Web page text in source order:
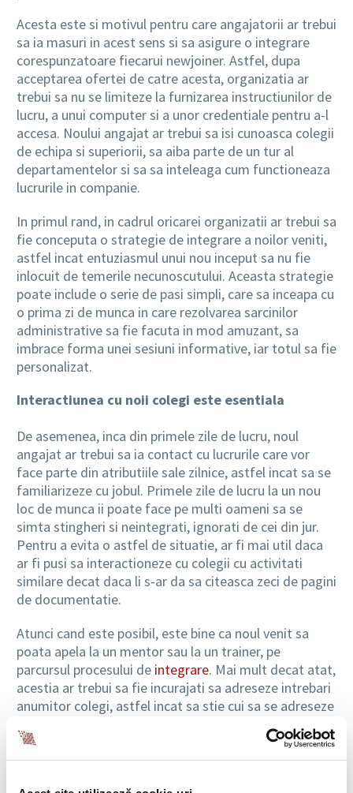
Acesta este si motivul pentru care angajatorii ar trebui
sa ia masuri in acest sens si sa asigure o integrare
corespunzatoare fiecarui newjoiner. Astfel, dupa
acceptarea ofertei de catre acesta, organizatia ar
trebui sa nu se limiteze la furnizarea instructiunilor de
lucru, a unui computer si a unor credentiale pentru a-l
accesa. Noului angajat ar trebui sa isi cunoasca colegii
de echipa si superiorii, sa aiba parte de un tur al
departamentelor si sa sa inteleaga cum functioneaza
lucrurile in companie.
In primul rand, in cadrul oricarei organizatii ar trebui sa
fie conceputa o strategie de integrare a noilor veniti,
astfel incat entuziasmul unui nou inceput sa nu fie
inlocuit de temerile necunoscutului. Aceasta strategie
poate include o serie de pasi simpli, care sa inceapa cu
o prima zi de munca in care rezolvarea sarcinilor
administrative sa fie facuta in mod amuzant, sa
imbrace forma unei sesiuni informative, iar totul sa fie
personalizat.
Interactiunea cu noii colegi este esentiala
De asemenea, inca din primele zile de lucru, noul
angajat ar trebui sa ia contact cu lucrurile care vor
face parte din atributiile sale zilnice, astfel incat sa se
familiarizeze cu jobul. Primele zile de lucru la un nou
loc de munca ii poate face pe multi oameni sa se
simta stingheri si neintegrati, ignorati de cei din jur.
Pentru a evita o astfel de situatie, ar fi mai util daca
ar fi pusi sa interactioneze cu colegii cu activitati
similare decat daca li s-ar da sa citeasca zeci de pagini
de documentatie.
Atunci cand este posibil, este bine ca noul venit sa
poata apela la un mentor sau la un trainer, pe
parcursul procesului de integrare. Mai mult decat atat,
acestia ar trebui sa fie incurajati sa adreseze intrebari
anumitor colegi, astfel incat sa stie cui sa se adreseze
atunci cand au nedumeriri, fie ca este vorba despre
lucruri administrative, fie ca este vorba despre lucruri
legate de sarcinile pe care jobul lor le presupune.